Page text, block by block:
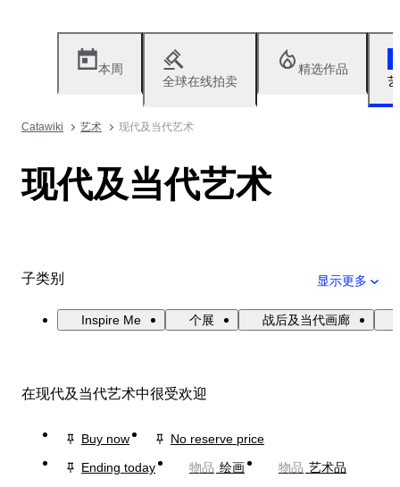
本周
全球在线拍卖
精选作品
Catawiki 艺术 现代及当代艺术
现代及当代艺术
子类别 显示更多
Inspire Me 个展 战后及当代画廊
在现代及当代艺术中很受欢迎
Buy now
No reserve price
Ending today
物品 绘画 物品 艺术品